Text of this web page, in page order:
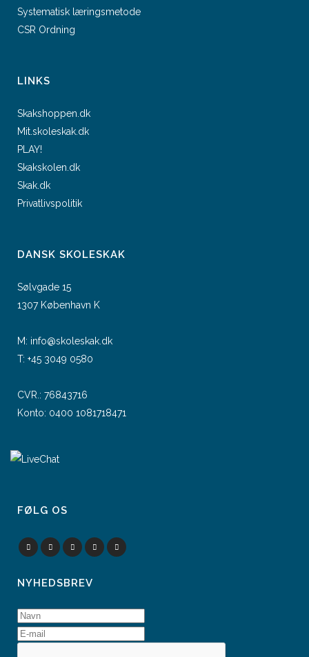
Systematisk læringsmetode
CSR Ordning
LINKS
Skakshoppen.dk
Mit.skoleskak.dk
PLAY!
Skakskolen.dk
Skak.dk
Privatlivspolitik
DANSK SKOLESKAK
Sølvgade 15
1307 København K
M: info@skoleskak.dk
T: +45 3049 0580
CVR.: 76843716
Konto: 0400 1081718471
FØLG OS
NYHEDSBREV